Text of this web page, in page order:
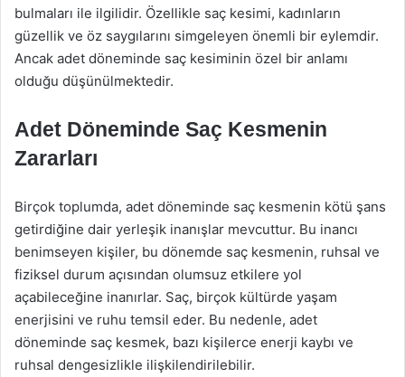
bulmaları ile ilgilidir. Özellikle saç kesimi, kadınların
güzellik ve öz saygılarını simgeleyen önemli bir eylemdir.
Ancak adet döneminde saç kesiminin özel bir anlamı
olduğu düşünülmektedir.
Adet Döneminde Saç Kesmenin
Zararları
Birçok toplumda, adet döneminde saç kesmenin kötü şans
getirdiğine dair yerleşik inanışlar mevcuttur. Bu inancı
benimseyen kişiler, bu dönemde saç kesmenin, ruhsal ve
fiziksel durum açısından olumsuz etkilere yol
açabileceğine inanırlar. Saç, birçok kültürde yaşam
enerjisini ve ruhu temsil eder. Bu nedenle, adet
döneminde saç kesmek, bazı kişilerce enerji kaybı ve
ruhsal dengesizlikle ilişkilendirilebilir.